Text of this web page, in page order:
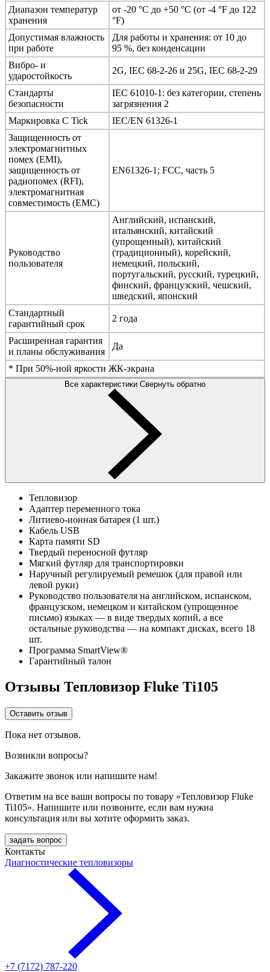
Диапазон температур
хранения
от -20 °C до +50 °C (от -4 °F до 122
°F)
Допустимая влажность
при работе
Для работы и хранения: от 10 до
95 %, без конденсации
Вибро- и
ударостойкость
2G, IEC 68-2-26 и 25G, IEC 68-2-29
Стандарты
безопасности
IEC 61010-1: без категории, степень
загрязнения 2
Маркировка C Tick
IEC/EN 61326-1
Защищенность от
электромагнитных
помех (EMI),
защищенность от
радиопомех (RFI),
электромагнитная
совместимость (EMC)
EN61326-1; FCC, часть 5
Руководство
пользователя
Английский, испанский,
итальянский, китайский
(упрощенный), китайский
(традиционный), корейский,
немецкий, польский,
португальский, русский, турецкий,
финский, французский, чешский,
шведский, японский
Стандартный
гарантийный срок
2 года
Расширенная гарантия
и планы обслуживания
Да
* При 50%-ной яркости ЖК-экрана
Все характеристики Свернуть обратно
Тепловизор
Адаптер переменного тока
Литиево-ионная батарея (1 шт.)
Кабель USB
Карта памяти SD
Твердый переносной футляр
Мягкий футляр для транспортировки
Наручный регулируемый ремешок (для правой или
левой руки)
Руководство пользователя на английском, испанском,
французском, немецком и китайском (упрощенное
письмо) языках — в виде твердых копий, а все
остальные руководства — на компакт дисках, всего 18
шт.
Программа SmartView®
Гарантийный талон
Отзывы Тепловизор Fluke Ti105
Оставить отзыв
Пока нет отзывов.
Возникли вопросы?
Закажите звонок или напишите нам!
Ответим на все ваши вопросы по товару «Тепловизор Fluke
Ti105». Напишите или позвоните, если вам нужна
консультация или вы хотите оформить заказ.
задать вопрос
Контакты
Диагностические тепловизоры
+7 (7172) 787-220